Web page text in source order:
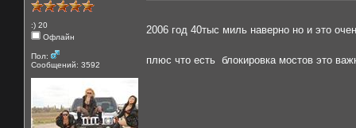
:) 20
Офлайн
Пол:
Сообщений: 3592
2006 год 40тыс миль наверно но и это
плюс что есть блокировка мостов это